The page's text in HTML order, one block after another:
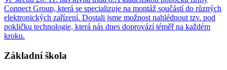
Connect Group, která se specializuje na montáž součástí do různých
elektronických zařízení. Dostali jsme možnost nahlédnout tzv. pod
pokličku technologie, která nás dnes doprovází téměř na každém
kroku.
Základní škola